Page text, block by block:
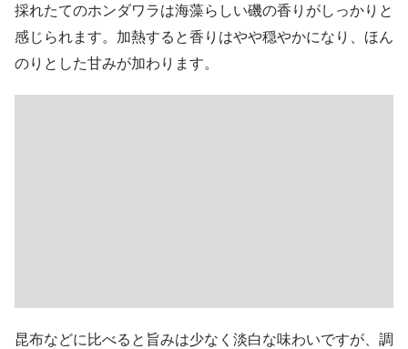
採れたてのホンダワラは海藻らしい磯の香りがしっかりと
感じられます。加熱すると香りはやや穏やかになり、ほん
のりとした甘みが加わります。
昆布などに比べると旨みは少なく淡白な味わいですが、調